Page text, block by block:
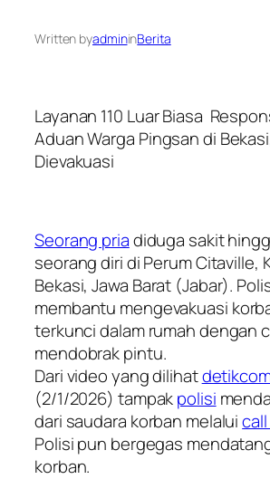
Written byadmininBerita
Layanan 110 Luar Biasa
Aduan Warga Pingsan di
Dievakuasi
Seorang priadiduga sakit
seorang diri di Perum Citaville,
Bekasi, Jawa Barat (Jabar).
membantu mengevakuasi
terkunci dalam rumah dengan
mendobrak pintu.
Dari video yang dilihat
(2/1/2026) tampakpolisi
dari saudara korban melalui
Polisi pun bergegas
korban.